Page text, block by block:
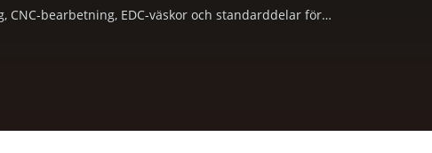
bearbetning, EDC-väskor och standarddelar för